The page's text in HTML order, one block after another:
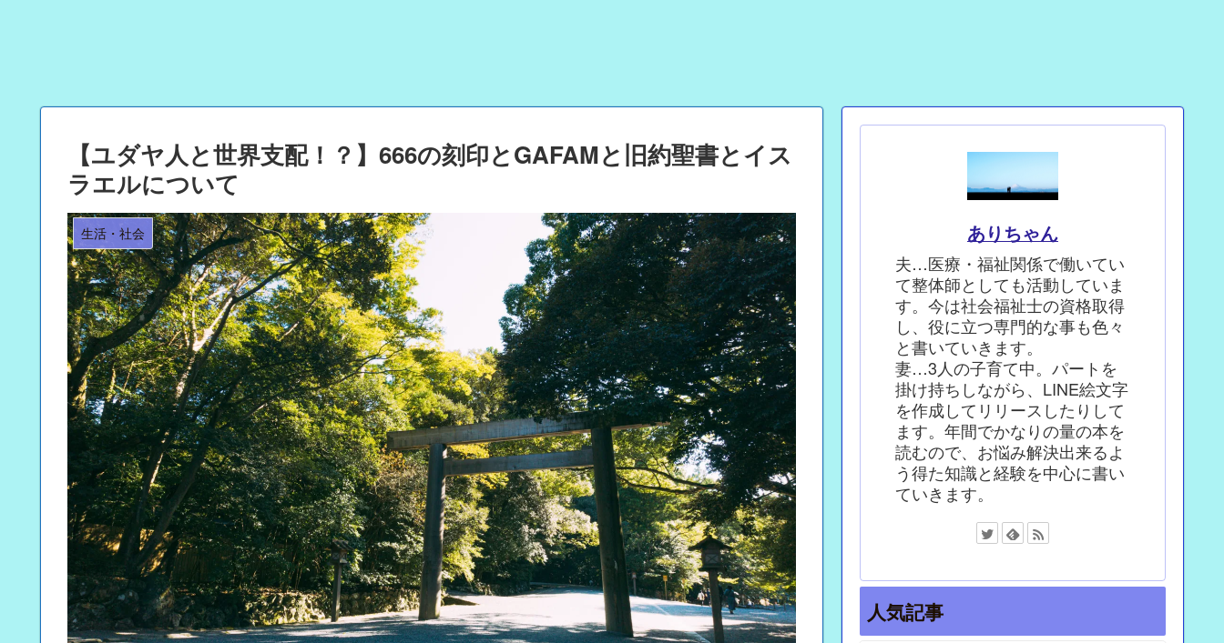
【ユダヤ人と世界支配！？】666の刻印とGAFAMと旧約聖書とイス
ラエルについて
生活・社会 ありちゃん
夫…医療・福祉関係で働いてい
て整体師としても活動していま
す。今は社会福祉士の資格取得
し、役に立つ専門的な事も色々
と書いていきます。
妻…3人の子育て中。パートを
掛け持ちしながら、LINE絵文字
を作成してリリースしたりして
ます。年間でかなりの量の本を
読むので、お悩み解決出来るよ
う得た知識と経験を中心に書い
ていきます。
人気記事